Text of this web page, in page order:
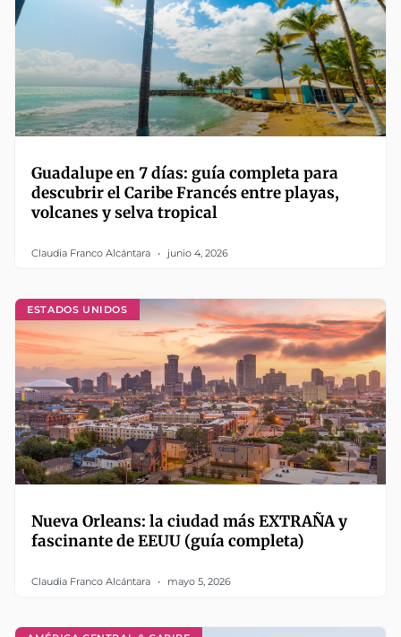
Guadalupe en 7 días: guía completa para
descubrir el Caribe Francés entre playas,
volcanes y selva tropical
Claudia Franco Alcántara junio 4, 2026
ESTADOS UNIDOS
Nueva Orleans: la ciudad más EXTRAÑA y
fascinante de EEUU (guía completa)
Claudia Franco Alcántara mayo 5, 2026